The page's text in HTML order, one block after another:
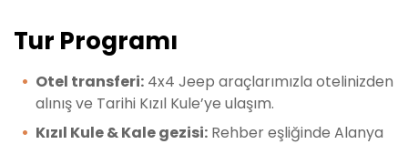
Tur Programı
Otel transferi: 4x4 Jeep araçlarımızla otelinizden
alınış ve Tarihi Kızıl Kule’ye ulaşım.
Kızıl Kule & Kale gezisi: Rehber eşliğinde Alanya